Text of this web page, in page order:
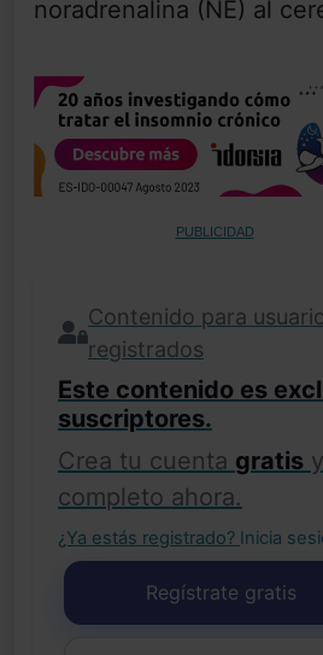
noradrenalina (NE) al
PUBLICIDAD
Contenido para
registrados
Este contenido es
suscriptores.
Crea tu cuenta gratis
completo ahora.
¿Ya estás registrado? Inicia
Regístrate gratis